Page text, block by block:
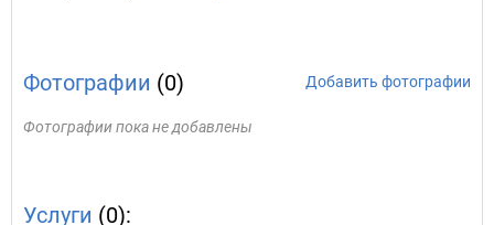
Фотографии (0) Добавить фотографии
Фотографии пока не добавлены
Услуги (0):